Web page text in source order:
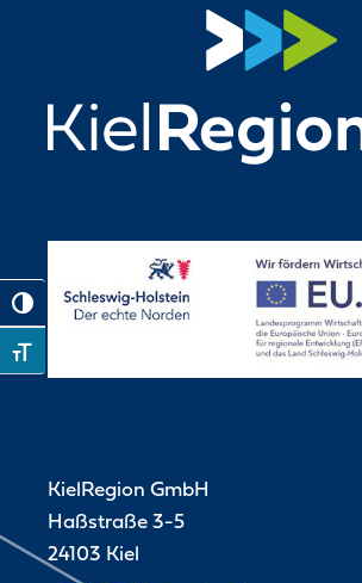
Toggle High Contrast
Toggle Font size
KielRegion GmbH
Haßstraße 3-5
24103 Kiel